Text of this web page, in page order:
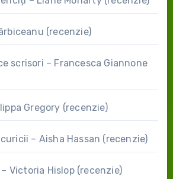
(recenzie)
scrisori – Francesca Giannone
Gregory (recenzie)
– Aisha Hassan (recenzie)
Victoria Hislop (recenzie)